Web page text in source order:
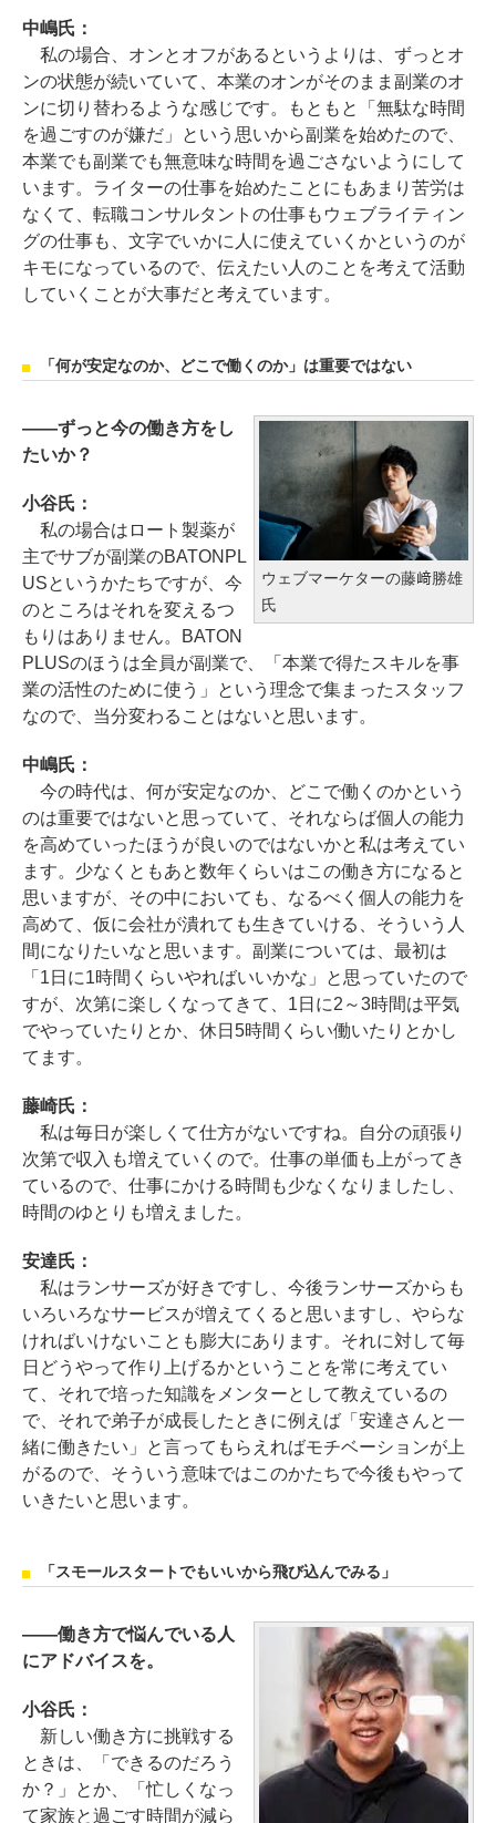
中嶋氏：
私の場合、オンとオフがあるというよりは、ずっとオ
ンの状態が続いていて、本業のオンがそのまま副業のオ
ンに切り替わるような感じです。もともと「無駄な時間
を過ごすのが嫌だ」という思いから副業を始めたので、
本業でも副業でも無意味な時間を過ごさないようにして
います。ライターの仕事を始めたことにもあまり苦労は
なくて、転職コンサルタントの仕事もウェブライティン
グの仕事も、文字でいかに人に使えていくかというのが
キモになっているので、伝えたい人のことを考えて活動
していくことが大事だと考えています。
「何が安定なのか、どこで働くのか」は重要ではない
ウェブマーケターの藤﨑勝雄
氏
――ずっと今の働き方をし
たいか？
小谷氏：
私の場合はロート製薬が
主でサブが副業のBATONPL
USというかたちですが、今
のところはそれを変えるつ
もりはありません。BATON
PLUSのほうは全員が副業で、「本業で得たスキルを事
業の活性のために使う」という理念で集まったスタッフ
なので、当分変わることはないと思います。
中嶋氏：
今の時代は、何が安定なのか、どこで働くのかという
のは重要ではないと思っていて、それならば個人の能力
を高めていったほうが良いのではないかと私は考えてい
ます。少なくともあと数年くらいはこの働き方になると
思いますが、その中においても、なるべく個人の能力を
高めて、仮に会社が潰れても生きていける、そういう人
間になりたいなと思います。副業については、最初は
「1日に1時間くらいやればいいかな」と思っていたので
すが、次第に楽しくなってきて、1日に2～3時間は平気
でやっていたりとか、休日5時間くらい働いたりとかし
てます。
藤崎氏：
私は毎日が楽しくて仕方がないですね。自分の頑張り
次第で収入も増えていくので。仕事の単価も上がってき
ているので、仕事にかける時間も少なくなりましたし、
時間のゆとりも増えました。
安達氏：
私はランサーズが好きですし、今後ランサーズからも
いろいろなサービスが増えてくると思いますし、やらな
ければいけないことも膨大にあります。それに対して毎
日どうやって作り上げるかということを常に考えてい
て、それで培った知識をメンターとして教えているの
で、それで弟子が成長したときに例えば「安達さんと一
緒に働きたい」と言ってもらえればモチベーションが上
がるので、そういう意味ではこのかたちで今後もやって
いきたいと思います。
「スモールスタートでもいいから飛び込んでみる」
――働き方で悩んでいる人
にアドバイスを。
小谷氏：
新しい働き方に挑戦する
ときは、「できるのだろう
か？」とか、「忙しくなっ
て家族と過ごす時間が減ら